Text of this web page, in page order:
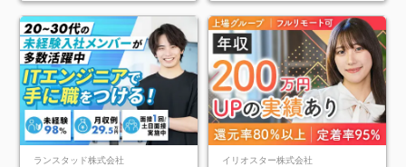
ランスタッド株式会社 イリオスター株式会社